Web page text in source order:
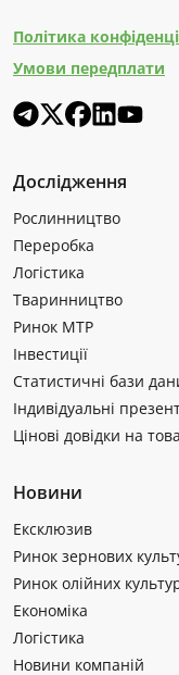
Політика
Умови передплати
Дослідження
Рослинництво
Переробка
Логістика
Тваринництво
Ринок МТР
Інвестиції
Статистичні бази
Індивідуальні
Цінові довідки на
Новини
Ексклюзив
Ринок зернових
Ринок олійних
Економіка
Логістика
Новини компаній